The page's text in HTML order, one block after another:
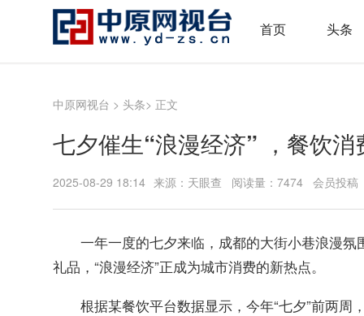
首页 头条
中原网视台 > 头条> 正文
七夕催生“浪漫经济” ，餐饮
2025-08-29 18:14 来源：天眼查 阅读量：7474 会员投稿
一年一度的七夕来临，成都的大街小巷浪漫
礼品，“浪漫经济”正成为城市消费的新热点。
根据某餐饮平台数据显示，今年“七夕”前两